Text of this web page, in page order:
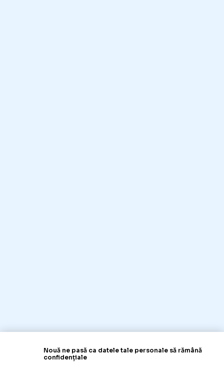
Nouă ne pasă ca datele tale personale să rămână
confidențiale